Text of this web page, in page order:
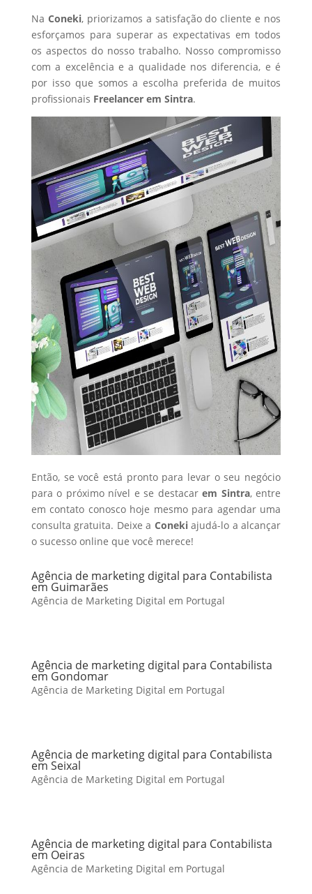
Na Coneki, priorizamos a satisfação do cliente e nos
esforçamos para superar as expectativas em todos
os aspectos do nosso trabalho. Nosso compromisso
com a excelência e a qualidade nos diferencia, e é
por isso que somos a escolha preferida de muitos
profissionais Freelancerem Sintra.
Então, se você está pronto para levar o seu negócio
para o próximo nível e se destacarem Sintra, entre
em contato conosco hoje mesmo para agendar uma
consulta gratuita. Deixe a Conekiajudá-lo a alcançar
o sucesso online que você merece!
Agência de marketing digital para Contabilista
em Guimarães
Agência de Marketing Digital em Portugal
Agência de marketing digital para Contabilista
em Gondomar
Agência de Marketing Digital em Portugal
Agência de marketing digital para Contabilista
em Seixal
Agência de Marketing Digital em Portugal
Agência de marketing digital para Contabilista
em Oeiras
Agência de Marketing Digital em Portugal